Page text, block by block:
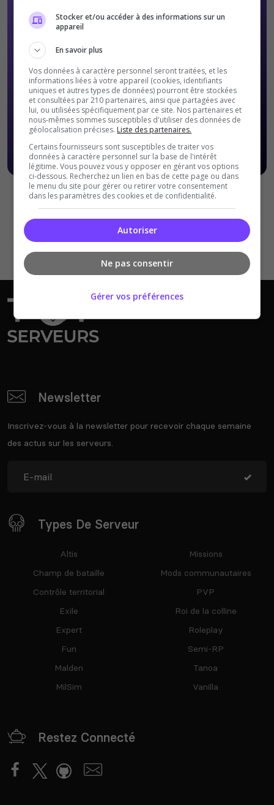
Offres Premiums soumises à nosConditions Générales de
Newsletter
Inscrivez-vous à la newsletter pour recevoir chaque semaine
des actus sur les serveurs.
Types De Serveur
Altis
Champ de bataille
Contrôle territorial
Exile
Expert
Fun
Malden
MilSim
Missions
Mods communautaires
PVP
Roi de la colline
Roleplay
Semi-RP
Tanoa
Vanilla
Restez Connecté
Stocker et/ou accéder à des informations sur un
appareil
En savoir plus
Vos données à caractère personnel seront traitées, et les
informations liées à votre appareil (cookies, identifiants
uniques et autres types de données) pourront être stockées
et consultées par 210 partenaires, ainsi que partagées avec
lui, ou utilisées spécifiquement par ce site. Nos partenaires et
nous-mêmes sommes susceptibles d'utiliser des données de
géolocalisation précises. Liste des partenaires.
Certains fournisseurs sont susceptibles de traiter vos
données à caractère personnel sur la base de l'intérêt
légitime. Vous pouvez vous y opposer en gérant vos options
ci-dessous. Recherchez un lien en bas de cette page ou dans
le menu du site pour gérer ou retirer votre consentement
dans les paramètres des cookies et de confidentialité.
Autoriser
Ne pas consentir
Gérer vos préférences